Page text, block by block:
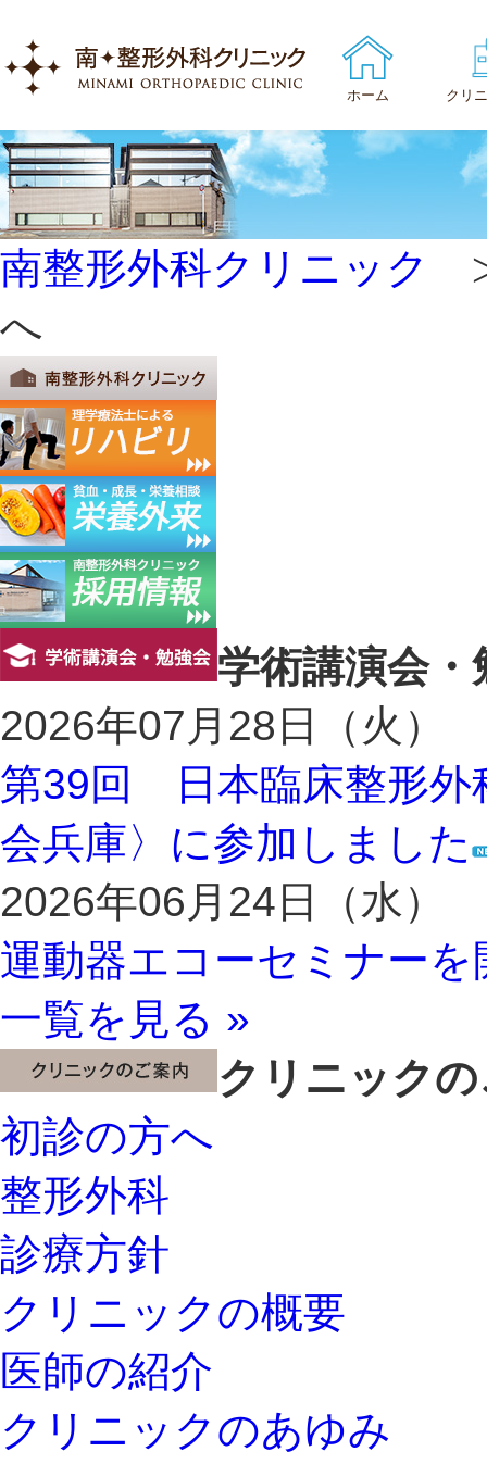
ホーム クリ
クリ
沿革
南整形外科クリニック
へ
学術講演会・
2026年07月28日（火）
第39回 日本臨床整形外
会兵庫〉に参加しました
2026年06月24日（水）
運動器エコーセミナー
一覧を見る »
クリニック
初診の方へ
整形外科
診療方針
クリニックの概要
医師の紹介
クリニックのあゆみ